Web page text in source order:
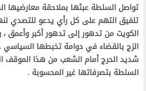
تواصل السلطة عبثها بملاحقة معارضيها
تلفيق التهم على كل رأي يدعو للتصدي
الكويت من تدهور إلى تدهور أكبر
الزج بالقضاء في دوامة تخبطها السياسي
شديد الحرج أمام الشعب من هذا
السلطة بتصرفاتها غير المحسوبة .